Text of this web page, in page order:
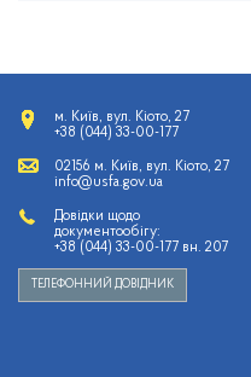
м. Київ, вул. Кіото, 27
+38 (044) 33-00-177
02156 м. Київ, вул. Кіото, 27
info@usfa.gov.ua
Довідки щодо
документообігу:
+38 (044) 33-00-177 вн. 207
ТЕЛЕФОННИЙ ДОВІДНИК